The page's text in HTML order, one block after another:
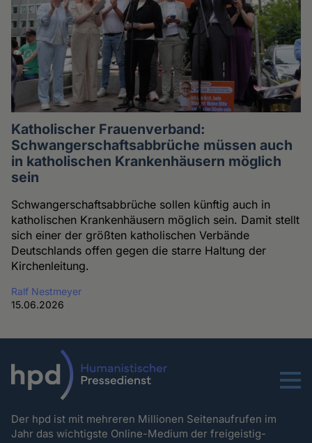
Katholischer Frauenverband:
Schwangerschaftsabbrüche müssen auch
in katholischen Krankenhäusern möglich
sein
Schwangerschaftsabbrüche sollen künftig auch in
katholischen Krankenhäusern möglich sein. Damit stellt
sich einer der größten katholischen Verbände
Deutschlands offen gegen die starre Haltung der
Kirchenleitung.
Ralf Nestmeyer
15.06.2026
Menu
Der hpd ist mit mehreren Millionen Seitenaufrufen im
Jahr das wichtigste Online-Medium der freigeistig-